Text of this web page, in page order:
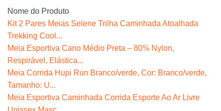
Nome do Produto
Kit 2 Pares Meias Selene Trilha Caminhada Atoalhada
Trekking Cool...
Meia Esportiva Cano Médio Preta – 80% Nylon,
Respirável, Elástica...
Meia Corrida Hupi Run Branco/verde, Cor: Branco/verde,
Tamanho: U...
Meia Esportiva Caminhada Corrida Esporte Ao Ar Livre